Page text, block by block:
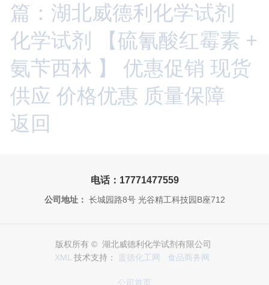
篇：湖北威德利化学试剂
化学试剂 【硫氰酸红霉素 +
氨苄西林 】 优惠促销 现货
供应 价格优惠 质量保障
返回
电话：17771477559
公司地址： 长城园路8号 光谷精工科技园B座712
版权所有 © 湖北威德利化学试剂有限公司
XML 技术支持： 盖德化工网 食品商务网
公司首页